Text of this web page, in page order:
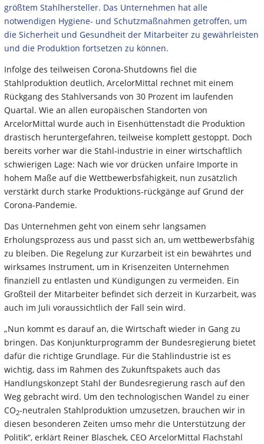
größtem Stahlhersteller. Das Unternehmen hat alle
notwendigen Hygiene- und Schutzmaßnahmen getroffen, um
die Sicherheit und Gesundheit der Mitarbeiter zu gewährleisten
und die Produktion fortsetzen zu können.
Infolge des teilweisen Corona-Shutdowns fiel die
Stahlproduktion deutlich, ArcelorMittal rechnet mit einem
Rückgang des Stahlversands von 30 Prozent im laufenden
Quartal. Wie an allen europäischen Standorten von
ArcelorMittal wurde auch in Eisenhüttenstadt die Produktion
drastisch heruntergefahren, teilweise komplett gestoppt. Doch
bereits vorher war die Stahl-industrie in einer wirtschaftlich
schwierigen Lage: Nach wie vor drücken unfaire Importe in
hohem Maße auf die Wettbewerbsfähigkeit, nun zusätzlich
verstärkt durch starke Produktions-rückgänge auf Grund der
Corona-Pandemie.
Das Unternehmen geht von einem sehr langsamen
Erholungsprozess aus und passt sich an, um wettbewerbsfähig
zu bleiben. Die Regelung zur Kurzarbeit ist ein bewährtes und
wirksames Instrument, um in Krisenzeiten Unternehmen
finanziell zu entlasten und Kündigungen zu vermeiden. Ein
Großteil der Mitarbeiter befindet sich derzeit in Kurzarbeit, was
auch im Juli voraussichtlich der Fall sein wird.
„Nun kommt es darauf an, die Wirtschaft wieder in Gang zu
bringen. Das Konjunkturprogramm der Bundesregierung bietet
dafür die richtige Grundlage. Für die Stahlindustrie ist es
wichtig, dass im Rahmen des Zukunftspakets auch das
Handlungskonzept Stahl der Bundesregierung rasch auf den
Weg gebracht wird. Um den technologischen Wandel zu einer
CO2-neutralen Stahlproduktion umzusetzen, brauchen wir in
diesen besonderen Zeiten umso mehr die Unterstützung der
Politik“, erklärt Reiner Blaschek, CEO ArcelorMittal Flachstahl